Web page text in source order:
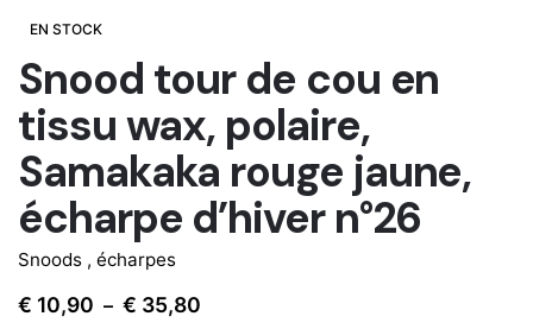
EN STOCK
Snood tour de cou en
tissu wax, polaire,
Samakaka rouge jaune,
écharpe d’hiver n°26
Snoods , écharpes
€ 10,90 – € 35,80